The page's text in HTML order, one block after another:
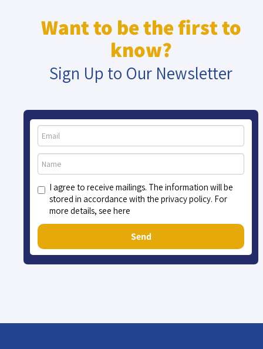
Want to be the first to
know?
Sign Up to Our Newsletter
I agree to receive mailings. The information will be
stored in accordance with the privacy policy. For
more details, see here
Send